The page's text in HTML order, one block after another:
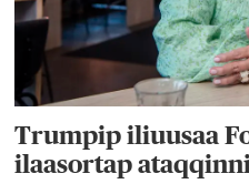
Trumpip iliuusaa
ilaasortap